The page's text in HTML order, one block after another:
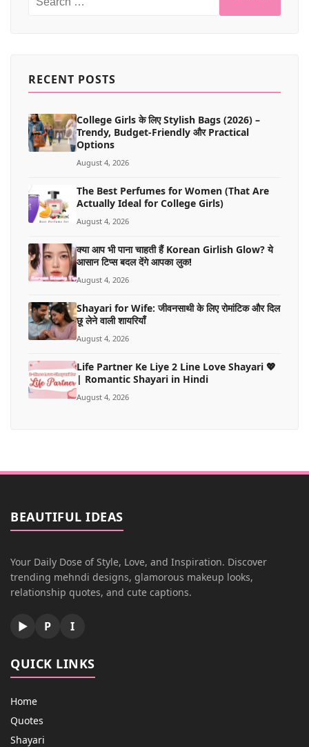
RECENT POSTS
College Girls के लिए Stylish Bags (2026) –
Trendy, Budget-Friendly और Practical
Options
August 4, 2026
The Best Perfumes for Women (That Are
Actually Ideal for College Girls)
August 4, 2026
क्या आप भी पाना चाहती हैं Korean Girlish Glow? ये
आसान टिप्स बदल देंगे आपका लुक!
August 4, 2026
Shayari for Wife: जीवनसाथी के लिए रोमांटिक और दिल
छू लेने वाली शायरियाँ
August 4, 2026
Life Partner Ke Liye 2 Line Love Shayari 💖
| Romantic Shayari in Hindi
August 4, 2026
BEAUTIFUL IDEAS
Your Daily Dose of Style, Love, and Inspiration. Discover
trending mehndi designs, glamorous makeup looks,
relationship quotes, and cute captions.
▶ P I
QUICK LINKS
Home
Quotes
Shayari